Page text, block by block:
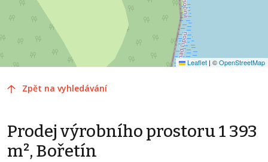
Leaflet | ©OpenStreetMap
Zpět na vyhledávání
Prodej výrobního prostoru 1 393
m², Bořetín